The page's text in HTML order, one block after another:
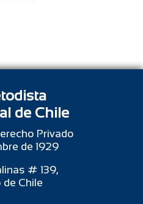
de Chile
Privado
de 1929
# 139,
Chile